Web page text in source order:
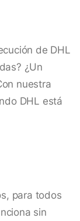
de DHL
¿Un
nuestra
DHL está
para todos
sin